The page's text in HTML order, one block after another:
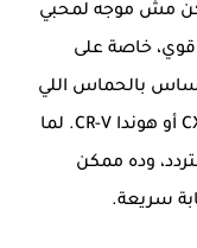
لكن مش موجه لمحبي
قوي، خاصة على
بالحماس اللي
موجود في بعض المنافسين زي مازدا CX-5 أو هوندا CR-V. لما
وده ممكن
سريعة.